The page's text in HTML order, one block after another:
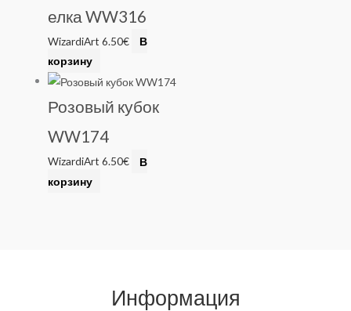
елка WW316
WizardiArt6.50€
В
корзину
Розовый кубок
WW174
WizardiArt6.50€
В
корзину
Информация